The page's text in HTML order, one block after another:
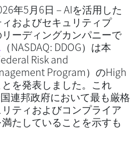
年5月6日 – AIを活用した
およびセキュリティプ
ーディングカンパニーで
（NASDAQ: DDOG）は本
Risk and
Program）のHigh
を発表しました。これ
連邦政府において最も厳格
ティおよびコンプライア
たしていることを示すも